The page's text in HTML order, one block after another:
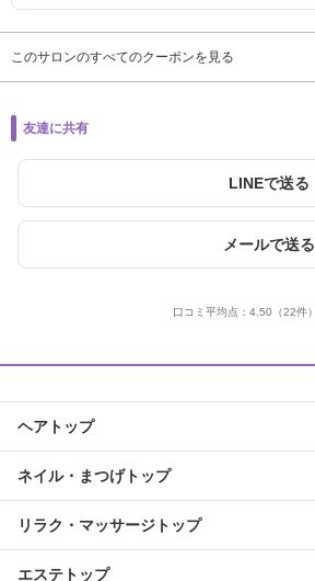
このサロンのすべてのクーポンを見る
友達に共有
LINEで送る
メールで送る
口コミ平均点： 4.50 （22件）
ヘアトップ
ネイル・まつげトップ
リラク・マッサージトップ
エステトップ